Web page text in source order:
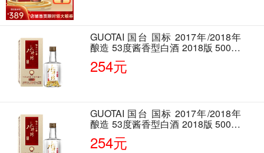
GUOTAI 国台 国标 2017年/2018年
酿造 53度酱香型白酒 2018版 500ml
单瓶装
254元
GUOTAI 国台 国标 2017年/2018年
酿造 53度酱香型白酒 2018版 500ml
单瓶装
254元